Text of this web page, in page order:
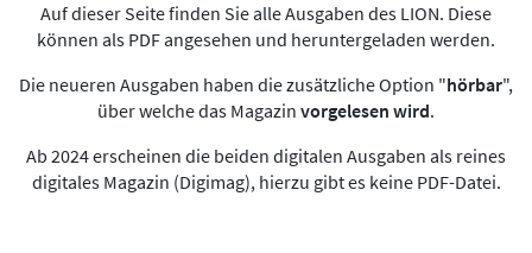
Auf dieser Seite finden Sie alle Ausgaben des LION. Diese
können als PDF angesehen und heruntergeladen werden.
Die neueren Ausgaben haben die zusätzliche Option "hörbar",
über welche das Magazin vorgelesen wird.
Ab 2024 erscheinen die beiden digitalen Ausgaben als reines
digitales Magazin (Digimag), hierzu gibt es keine PDF-Datei.